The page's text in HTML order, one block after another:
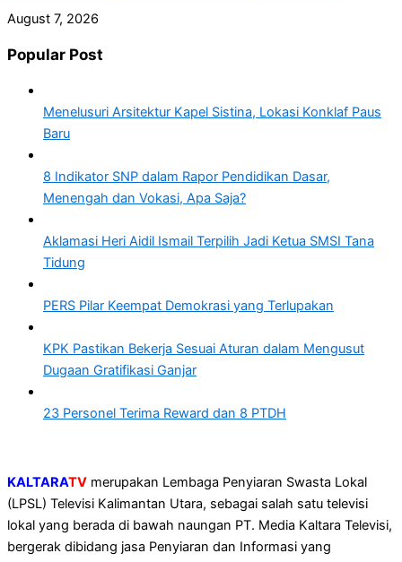
August 7, 2026
Popular Post
Menelusuri Arsitektur Kapel Sistina, Lokasi Konklaf Paus
Baru
8 Indikator SNP dalam Rapor Pendidikan Dasar,
Menengah dan Vokasi, Apa Saja?
Aklamasi Heri Aidil Ismail Terpilih Jadi Ketua SMSI Tana
Tidung
PERS Pilar Keempat Demokrasi yang Terlupakan
KPK Pastikan Bekerja Sesuai Aturan dalam Mengusut
Dugaan Gratifikasi Ganjar
23 Personel Terima Reward dan 8 PTDH
KALTARATV merupakan Lembaga Penyiaran Swasta Lokal
(LPSL) Televisi Kalimantan Utara, sebagai salah satu televisi
lokal yang berada di bawah naungan PT. Media Kaltara Televisi,
bergerak dibidang jasa Penyiaran dan Informasi yang